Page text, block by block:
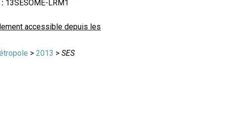
13SESOME-LRM1
accessible depuis les
> 2013 > SES